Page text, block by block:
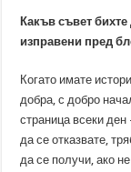
Какъв съвет
изправени пред
Когато имате
добра, с добро
страница всеки
да се отказвате,
да се получи, ако